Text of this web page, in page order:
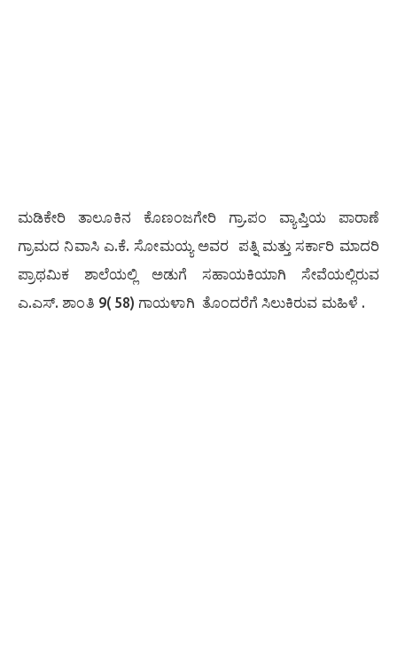
ಮಡಿಕೇರಿ ತಾಲೂಕಿನ ಕೊಣಂಜಗೇರಿ ಗ್ರಾ.ಪಂ ವ್ಯಾಪ್ತಿಯ ಪಾರಾಣೆ
ಗ್ರಾಮದ ನಿವಾಸಿ ಎ.ಕೆ. ಸೋಮಯ್ಯ ಅವರ ಪತ್ನಿ ಮತ್ತು ಸರ್ಕಾರಿ ಮಾದರಿ
ಪ್ರಾಥಮಿಕ ಶಾಲೆಯಲ್ಲಿ ಅಡುಗೆ ಸಹಾಯಕಿಯಾಗಿ ಸೇವೆಯಲ್ಲಿರುವ
ಎ.ಎಸ್. ಶಾಂತಿ 9( 58) ಗಾಯಳಾಗಿ ತೊಂದರೆಗೆ ಸಿಲುಕಿರುವ ಮಹಿಳೆ .